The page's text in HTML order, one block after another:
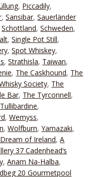
, Piccadily,
,Sansibar,Sauerländer
Schottland,Schweden,
,Single Pot Still,
,Spot Whiskey,
,Strathisla, Taiwan,
, The Caskhound, The
Society, The
Bar, The Tyrconnell,
Tullibardine,
,Wemyss,
,Wolfburn,Yamazaki,
of Ireland,A
37 Cadenhead‘s
,Anam Na-Halba,
20 Gourmetpool